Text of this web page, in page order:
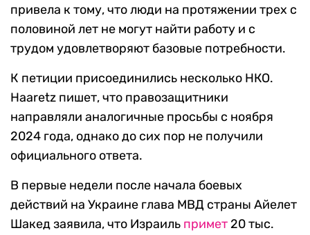
привела к тому, что люди на протяжении трех с
половиной лет не могут найти работу и с
трудом удовлетворяют базовые потребности.
К петиции присоединились несколько НКО.
Haaretz пишет, что правозащитники
направляли аналогичные просьбы с ноября
2024 года, однако до сих пор не получили
официального ответа.
В первые недели после начала боевых
действий на Украине глава МВД страны Айелет
Шакед заявила, что Израиль примет20 тыс.